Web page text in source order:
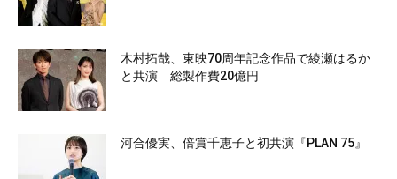
木村拓哉、東映70周年記念作品で綾瀬はるか
と共演 総製作費20億円
河合優実、倍賞千恵子と初共演『PLAN 75』